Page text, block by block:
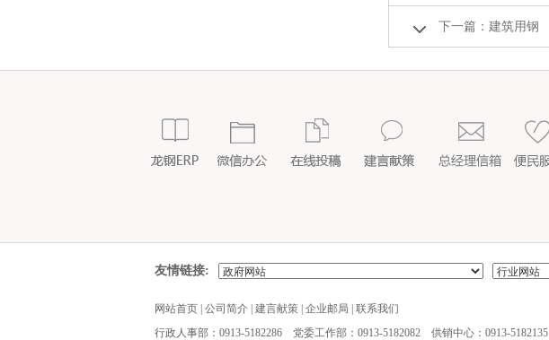
下一篇： 建筑用钢
友情链接:
网站首页 公司简介 建言献策 企业邮局
联系我们
行政人事部：0913-5182286 党委工作部：0913-5182082 供销中心：0913-5182135